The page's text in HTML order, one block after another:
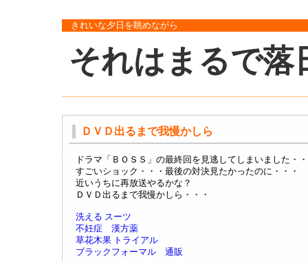
きれいな夕日を眺めながら
それはまるで落
ＤＶＤ出るまで我慢かしら
ドラマ「ＢＯＳＳ」の最終回を見逃してしまいました・
すごいショック・・・最後の対決見たかったのに・・・
近いうちに再放送やるかな？
ＤＶＤ出るまで我慢かしら・・・
洗える スーツ
不妊症 漢方薬
草花木果 トライアル
ブラックフォーマル 通販